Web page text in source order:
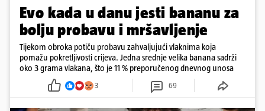
Evo kada u danu jesti bananu za
bolju probavu i mršavljenje
Tijekom obroka potiču probavu zahvaljujući vlaknima koja
pomažu pokretljivosti crijeva. Jedna srednje velika banana sadrži
oko 3 grama vlakana, što je 11 % preporučenog dnevnog unosa
3 69